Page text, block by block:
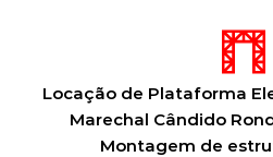
Locação de Plataforma
Marechal Cândido
Montagem de